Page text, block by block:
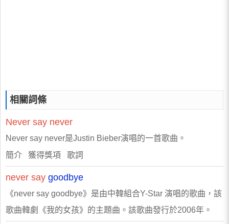
相關詞條
Never say never
Never say never是Justin Bieber演唱的一首歌曲。
簡介 獲得獎項 歌詞
never say goodbye
《never say goodbye》是由中韓組合Y-Star 演唱的歌曲，該
歌曲韓劇《我的女孩》的主題曲。該歌曲發行於2006年。